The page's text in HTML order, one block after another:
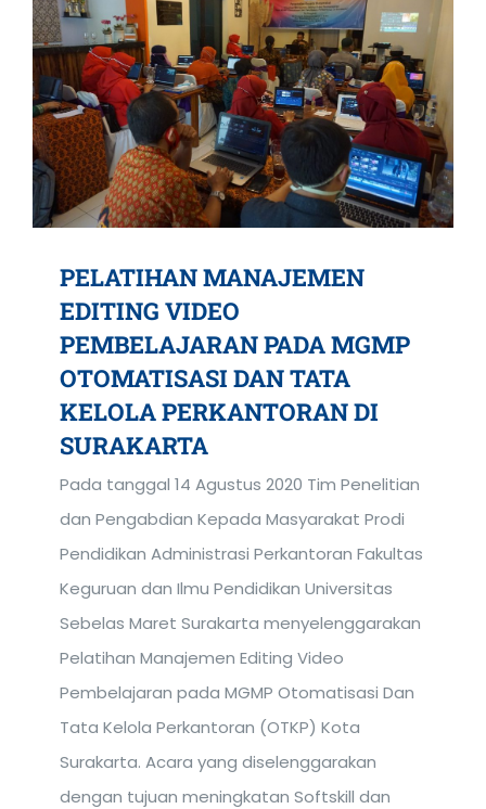
PELATIHAN MANAJEMEN
EDITING VIDEO
PEMBELAJARAN PADA MGMP
OTOMATISASI DAN TATA
KELOLA PERKANTORAN DI
SURAKARTA
Pada tanggal 14 Agustus 2020 Tim Penelitian
dan Pengabdian Kepada Masyarakat Prodi
Pendidikan Administrasi Perkantoran Fakultas
Keguruan dan Ilmu Pendidikan Universitas
Sebelas Maret Surakarta menyelenggarakan
Pelatihan Manajemen Editing Video
Pembelajaran pada MGMP Otomatisasi Dan
Tata Kelola Perkantoran (OTKP) Kota
Surakarta. Acara yang diselenggarakan
dengan tujuan meningkatan Softskill dan